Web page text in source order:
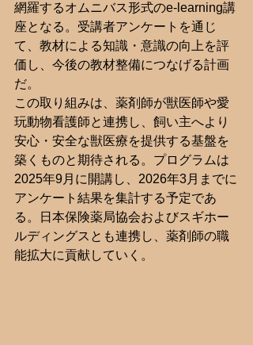
網羅するオムニバス形式のe-learning講
座となる。受講者アンケートを通じ
て、教材による知識・意識の向上を評
価し、今後の教材整備につなげる計画
だ。
この取り組みは、薬剤師が獣医師や愛
玩動物看護師と連携し、飼い主へより
安心・安全な獣医療を提供する基盤を
築くものと期待される。プログラムは
2025年9月に開講し、2026年3月までに
アンケート結果を集計する予定であ
る。日本保険薬局協会およびスギホー
ルディングスとも連携し、薬剤師の職
能拡大に貢献していく。